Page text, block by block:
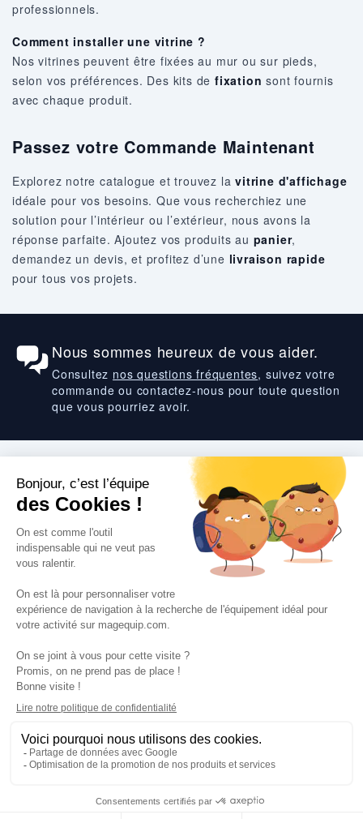
professionnels.
Comment installer une vitrine ?
Nos vitrines peuvent être fixées au mur ou sur pieds,
selon vos préférences. Des kits defixation sont fournis
avec chaque produit.
Passez votre Commande Maintenant
Explorez notre catalogue et trouvez lavitrine d'affichage
idéale pour vos besoins. Que vous recherchiez une
solution pour l’intérieur ou l’extérieur, nous avons la
réponse parfaite. Ajoutez vos produits au panier,
demandez un devis, et profitez d’une livraison rapide
pour tous vos projets.
Nous sommes heureux de vous aider.
Consultez nos questions fréquentes, suivez votre
commande ou contactez-nous pour toute question
que vous pourriez avoir.
Suivez-nous
VOS SERVICES
VOS DEMANDES
NOTRE SOCIETE
CGV·Données personnelles
© 2026 Magequip SAS — Impasse de la Billaoude, 33610 Cestas